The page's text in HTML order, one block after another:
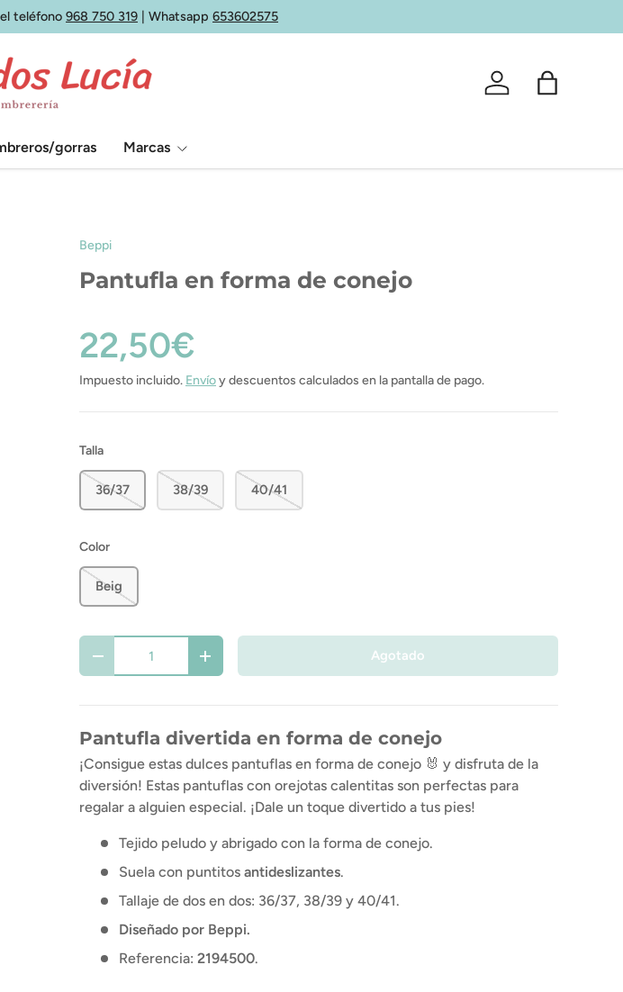
teléfono 968 750 319 | Whatsapp 653602575
Iniciar sesión
Bolsa
gorras Marcas
Beppi
Pantufla en forma de conejo
22,50€
Impuesto incluido. Envíoy descuentos calculados en la pantalla de pago.
Talla
36/37 38/39 40/41
Color
Beig
- + Agotado
Pantufla divertida en forma de conejo
¡Consigue estas dulces pantuflas en forma de conejo 🐰​ y disfruta de la
diversión! Estas pantuflas con orejotas calentitas son perfectas para
regalar a alguien especial. ¡Dale un toque divertido a tus pies!
Tejido peludo y abrigado con la forma de conejo.
Suela con puntitos antideslizantes.
Tallaje de dos en dos: 36/37, 38/39 y 40/41.
Diseñado por Beppi.
Referencia: 2194500.